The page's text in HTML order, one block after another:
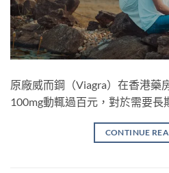
原廠威而鋼（Viagra）在香港藥
100mg動輒過百元，對於需要
CONTINUE